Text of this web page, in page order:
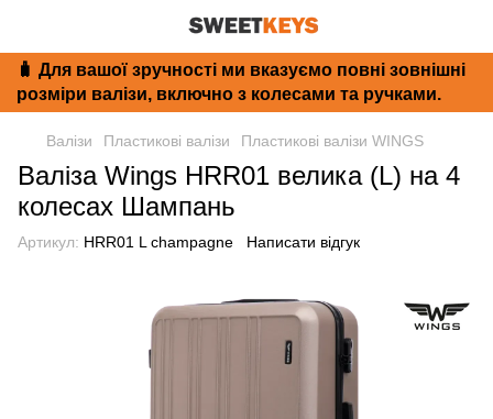
🧳 Для вашої зручності ми вказуємо повні зовнішні
розміри валізи, включно з колесами та ручками.
Валізи Пластикові валізи Пластикові валізи WINGS
Валіза Wings HRR01 велика (L) на 4
колесах Шампань
Артикул: HRR01 L champagne Написати відгук